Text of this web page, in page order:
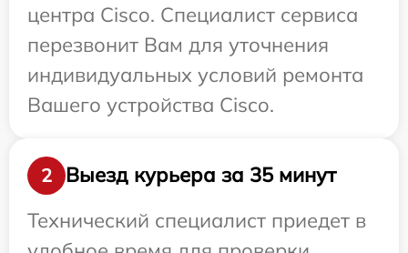
центра Cisco. Специалист сервиса
перезвонит Вам для уточнения
индивидуальных условий ремонта
Вашего устройства Cisco.
2
Выезд курьера за 35 минут
Технический специалист приедет в